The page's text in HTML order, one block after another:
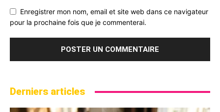
Enregistrer mon nom, email et site web dans ce navigateur
pour la prochaine fois que je commenterai.
Derniers articles